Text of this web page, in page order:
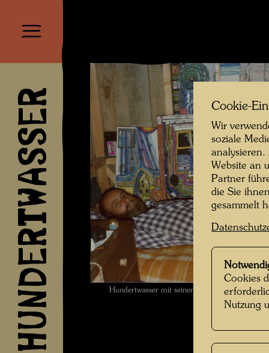
HUNDERTWASSER Hundertwasser mit seinen Werken ,
Cookie-
Wir
soziale
analysieren.
Website an
Partner
die Sie
gesammelt
Cookies
Nutzung